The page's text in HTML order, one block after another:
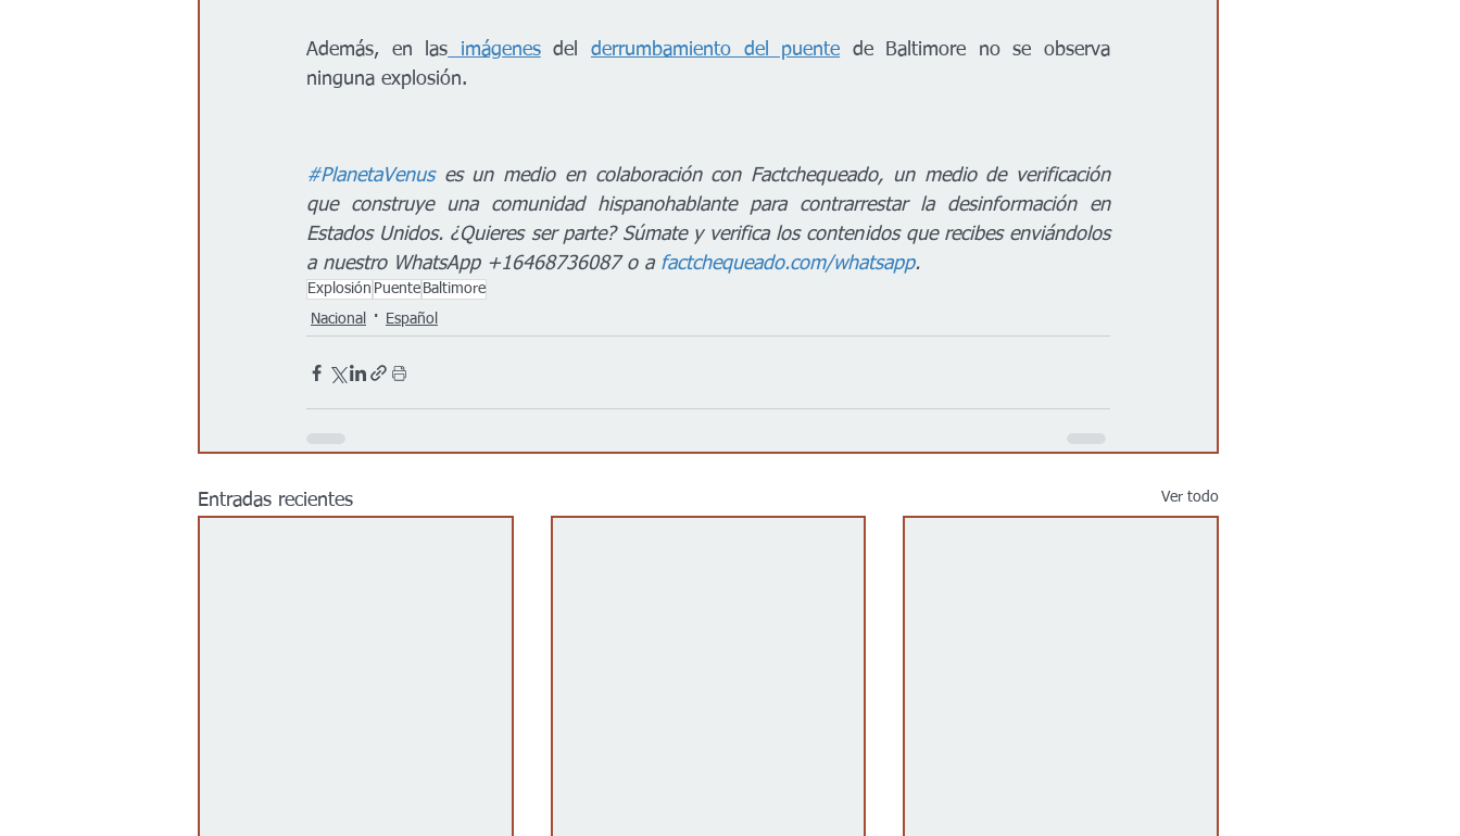
Además, en las imágenes del derrumbamiento del puente de Baltimore no se observa
ninguna explosión.
#PlanetaVenus es un medio en colaboración con Factchequeado, un medio de verificación
que construye una comunidad hispanohablante para contrarrestar la desinformación en
Estados Unidos. ¿Quieres ser parte? Súmate y verifica los contenidos que recibes enviándolos
a nuestro WhatsApp +16468736087 o a factchequeado.com/whatsapp.
Explosión Puente Baltimore
Nacional
Español
Entradas recientes Ver todo